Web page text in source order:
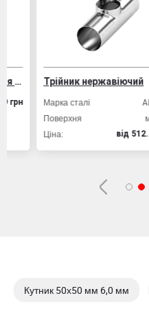
Трійник нержавіючий
Марка сталі
AISI 316
Поверхня
матова
вiд 512.50 грн
Кутник 50х50 мм 6,0 мм